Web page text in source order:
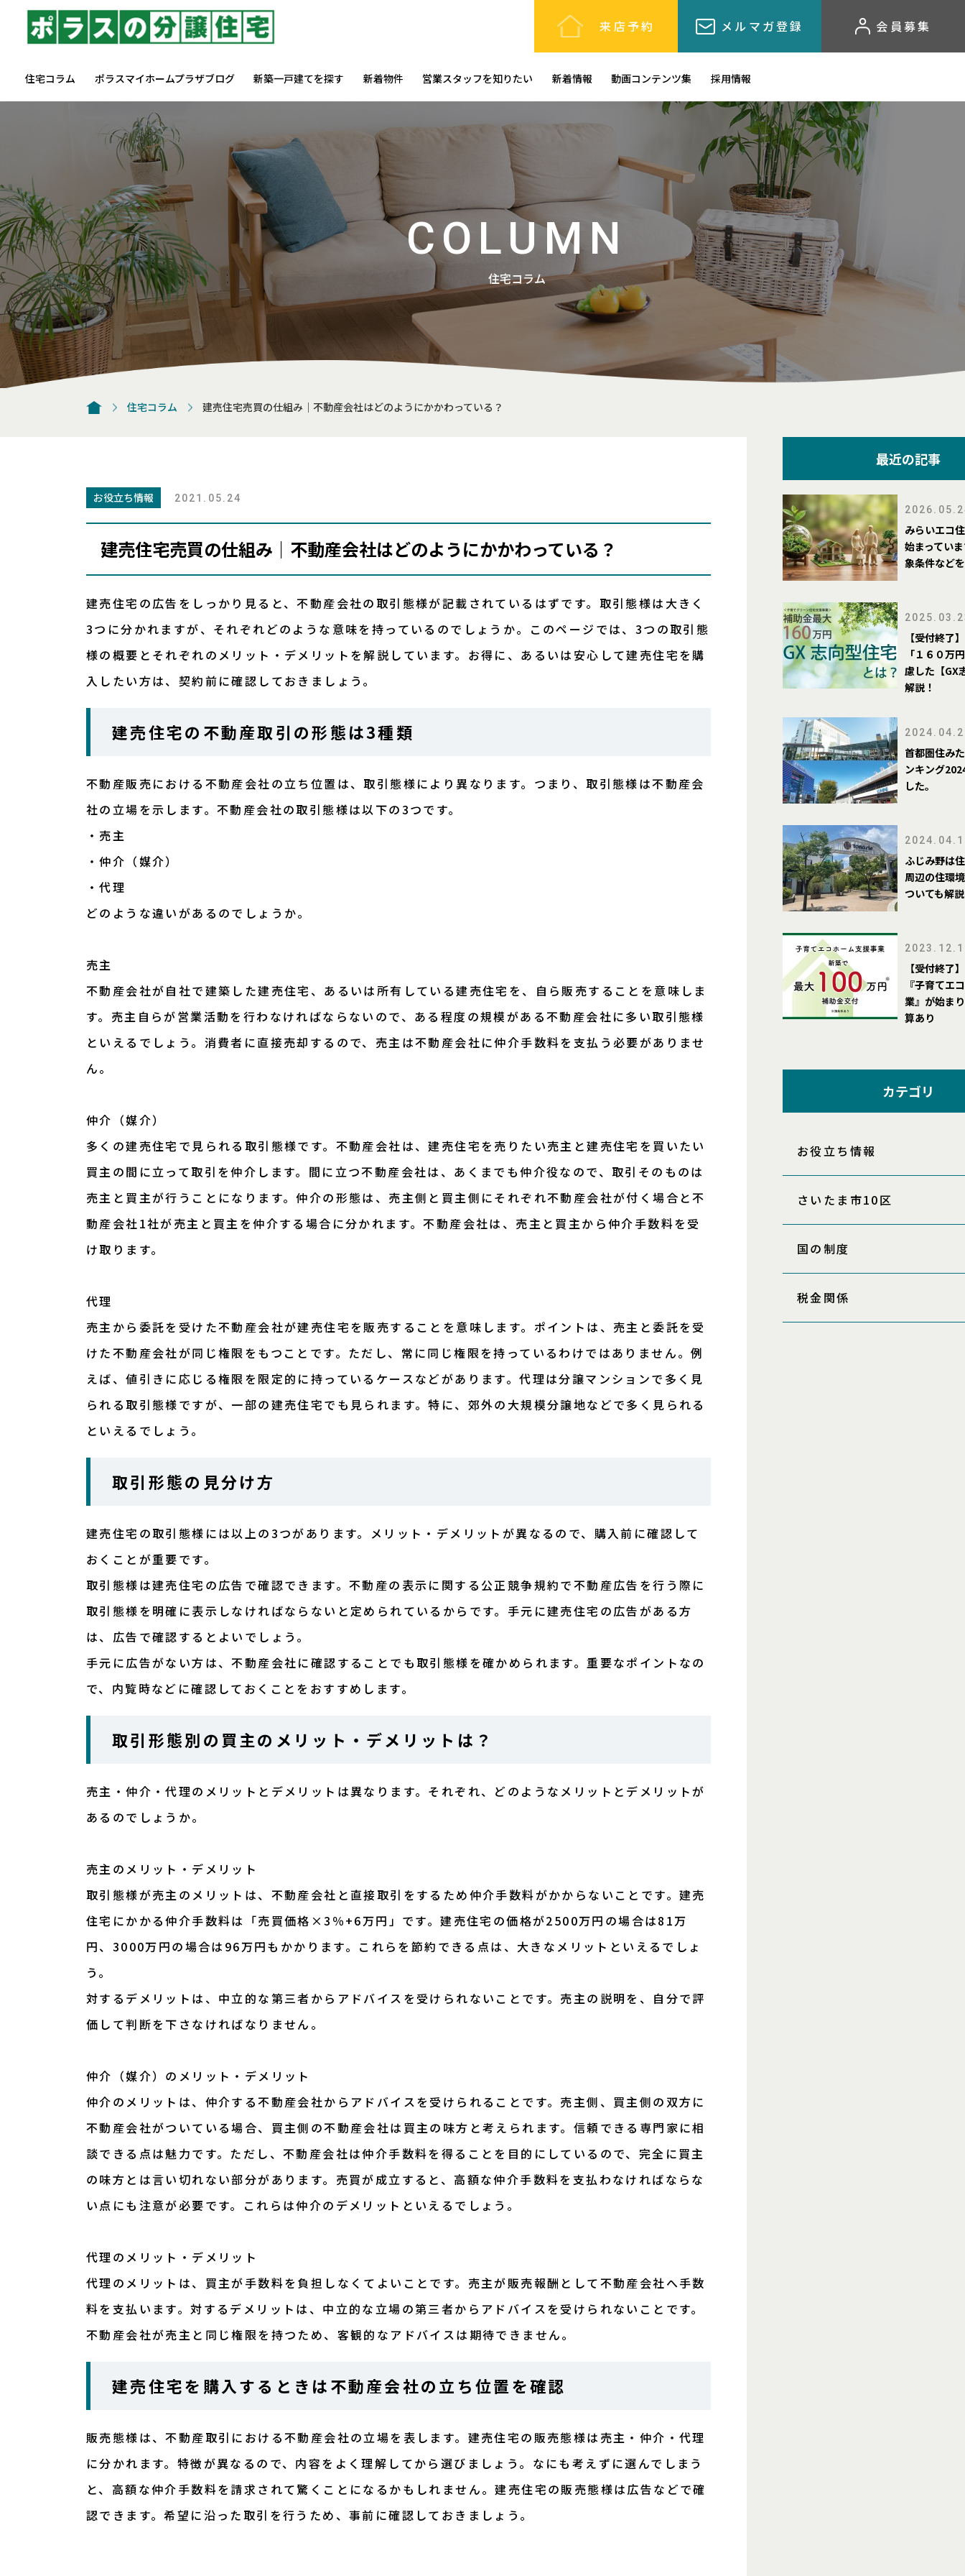
住宅コラム ポラスマイホームプラザブログ 新築一戸建てを探す 新着物件 営業スタッフを知りたい 新着情報 動画コンテンツ集 採用情報
COLUMN
住宅コラム
住宅コラム 建売住宅売買の仕組み｜不動産会社はどのようにかかわっている？
お役立ち情報 2021.05.24
建売住宅売買の仕組み｜不動産会社はどのようにかかわっている？
建売住宅の広告をしっかり見ると、不動産会社の取引態様が記載されているはずです。取引態様は大きく
3つに分かれますが、それぞれどのような意味を持っているのでしょうか。このページでは、3つの取引態
様の概要とそれぞれのメリット・デメリットを解説しています。お得に、あるいは安心して建売住宅を購
入したい方は、契約前に確認しておきましょう。
建売住宅の不動産取引の形態は3種類
不動産販売における不動産会社の立ち位置は、取引態様により異なります。つまり、取引態様は不動産会
社の立場を示します。不動産会社の取引態様は以下の3つです。
・売主
・仲介（媒介）
・代理
どのような違いがあるのでしょうか。
売主
不動産会社が自社で建築した建売住宅、あるいは所有している建売住宅を、自ら販売することを意味しま
す。売主自らが営業活動を行わなければならないので、ある程度の規模がある不動産会社に多い取引態様
といえるでしょう。消費者に直接売却するので、売主は不動産会社に仲介手数料を支払う必要がありませ
ん。
仲介（媒介）
多くの建売住宅で見られる取引態様です。不動産会社は、建売住宅を売りたい売主と建売住宅を買いたい
買主の間に立って取引を仲介します。間に立つ不動産会社は、あくまでも仲介役なので、取引そのものは
売主と買主が行うことになります。仲介の形態は、売主側と買主側にそれぞれ不動産会社が付く場合と不
動産会社1社が売主と買主を仲介する場合に分かれます。不動産会社は、売主と買主から仲介手数料を受
け取ります。
代理
売主から委託を受けた不動産会社が建売住宅を販売することを意味します。ポイントは、売主と委託を受
けた不動産会社が同じ権限をもつことです。ただし、常に同じ権限を持っているわけではありません。例
えば、値引きに応じる権限を限定的に持っているケースなどがあります。代理は分譲マンションで多く見
られる取引態様ですが、一部の建売住宅でも見られます。特に、郊外の大規模分譲地などで多く見られる
といえるでしょう。
取引形態の見分け方
建売住宅の取引態様には以上の3つがあります。メリット・デメリットが異なるので、購入前に確認して
おくことが重要です。
取引態様は建売住宅の広告で確認できます。不動産の表示に関する公正競争規約で不動産広告を行う際に
取引態様を明確に表示しなければならないと定められているからです。手元に建売住宅の広告がある方
は、広告で確認するとよいでしょう。
手元に広告がない方は、不動産会社に確認することでも取引態様を確かめられます。重要なポイントなの
で、内覧時などに確認しておくことをおすすめします。
取引形態別の買主のメリット・デメリットは？
売主・仲介・代理のメリットとデメリットは異なります。それぞれ、どのようなメリットとデメリットが
あるのでしょうか。
売主のメリット・デメリット
取引態様が売主のメリットは、不動産会社と直接取引をするため仲介手数料がかからないことです。建売
住宅にかかる仲介手数料は「売買価格×3％+6万円」です。建売住宅の価格が2500万円の場合は81万
円、3000万円の場合は96万円もかかります。これらを節約できる点は、大きなメリットといえるでしょ
う。
対するデメリットは、中立的な第三者からアドバイスを受けられないことです。売主の説明を、自分で評
価して判断を下さなければなりません。
仲介（媒介）のメリット・デメリット
仲介のメリットは、仲介する不動産会社からアドバイスを受けられることです。売主側、買主側の双方に
不動産会社がついている場合、買主側の不動産会社は買主の味方と考えられます。信頼できる専門家に相
談できる点は魅力です。ただし、不動産会社は仲介手数料を得ることを目的にしているので、完全に買主
の味方とは言い切れない部分があります。売買が成立すると、高額な仲介手数料を支払わなければならな
い点にも注意が必要です。これらは仲介のデメリットといえるでしょう。
代理のメリット・デメリット
代理のメリットは、買主が手数料を負担しなくてよいことです。売主が販売報酬として不動産会社へ手数
料を支払います。対するデメリットは、中立的な立場の第三者からアドバイスを受けられないことです。
不動産会社が売主と同じ権限を持つため、客観的なアドバイスは期待できません。
建売住宅を購入するときは不動産会社の立ち位置を確認
販売態様は、不動産取引における不動産会社の立場を表します。建売住宅の販売態様は売主・仲介・代理
に分かれます。特徴が異なるので、内容をよく理解してから選びましょう。なにも考えずに選んでしまう
と、高額な仲介手数料を請求されて驚くことになるかもしれません。建売住宅の販売態様は広告などで確
認できます。希望に沿った取引を行うため、事前に確認しておきましょう。
最近の記事
みらいエコ
始まってい
象条件など
【受付終了
「１６０万
慮した【GX
解説！
首都圏住み
ンキング
した。
ふじみ野は
周辺の住環
ついても解
【受付終了
『子育てエ
業』が始ま
算あり
カテゴリ
お役立ち情報
さいたま市10区
国の制度
税金関係
来店予約 メルマガ登録 会員募集